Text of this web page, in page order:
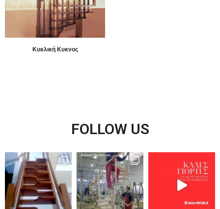
Κυκλική Κυκνος
FOLLOW US